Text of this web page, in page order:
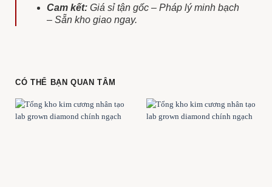
Cam kết:Giá sỉ tận gốc – Pháp lý minh bạch
– Sẵn kho giao ngay.
CÓ THỂ BẠN QUAN TÂM